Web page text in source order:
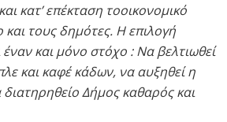
κατ’ επέκταση τοοικονομικό
τους δημότες. Η επιλογή
έναν και μόνο στόχο : Να βελτιωθεί
και καφέ κάδων, να αυξηθεί η
Δήμος καθαρός και